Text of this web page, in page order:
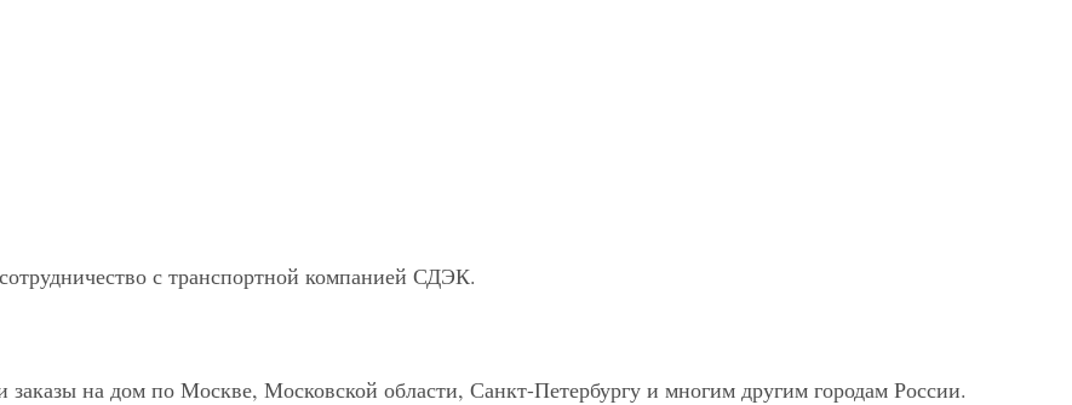
с транспортной компанией СДЭК.
на дом по Москве, Московской области, Санкт-Петербургу и многим другим городам России.